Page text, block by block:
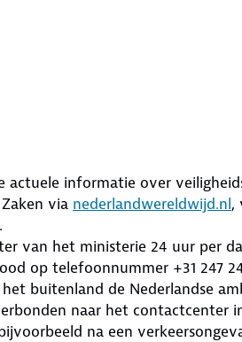
actuele informatie over
via nederlandwereldwijd.nl,
.
van het ministerie 24 uur per
op telefoonnummer +31 247
buitenland de Nederlandse
naar het contactcenter
na een